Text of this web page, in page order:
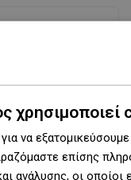
χρησιμοποιεί
να
επίσης
ανάλυσης, οι